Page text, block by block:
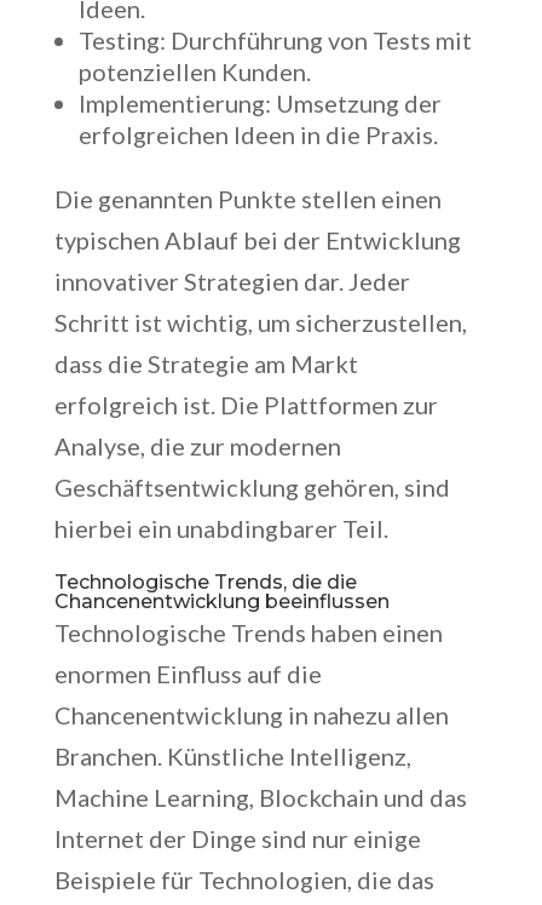
Ideen.
Testing: Durchführung von Tests mit
potenziellen Kunden.
Implementierung: Umsetzung der
erfolgreichen Ideen in die Praxis.
Die genannten Punkte stellen einen
typischen Ablauf bei der Entwicklung
innovativer Strategien dar. Jeder
Schritt ist wichtig, um sicherzustellen,
dass die Strategie am Markt
erfolgreich ist. Die Plattformen zur
Analyse, die zur modernen
Geschäftsentwicklung gehören, sind
hierbei ein unabdingbarer Teil.
Technologische Trends, die die
Chancenentwicklung beeinflussen
Technologische Trends haben einen
enormen Einfluss auf die
Chancenentwicklung in nahezu allen
Branchen. Künstliche Intelligenz,
Machine Learning, Blockchain und das
Internet der Dinge sind nur einige
Beispiele für Technologien, die das